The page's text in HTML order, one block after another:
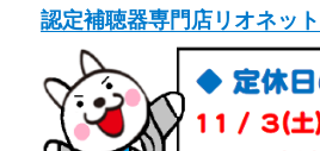
認定補聴器専門店リオネッ